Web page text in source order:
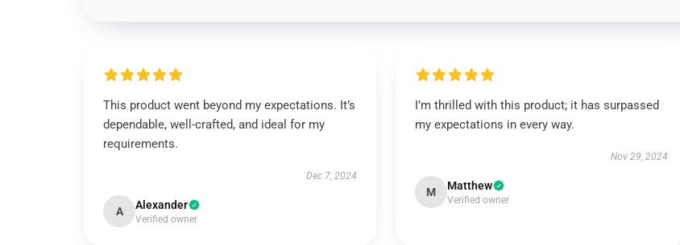
This product went beyond my expectations. It’s
dependable, well-crafted, and ideal for my
requirements.
Dec 7, 2024
A Alexander
Verified owner
I’m thrilled with this product; it has surpassed
my expectations in every way.
Nov 29, 2024
M Matthew
Verified owner